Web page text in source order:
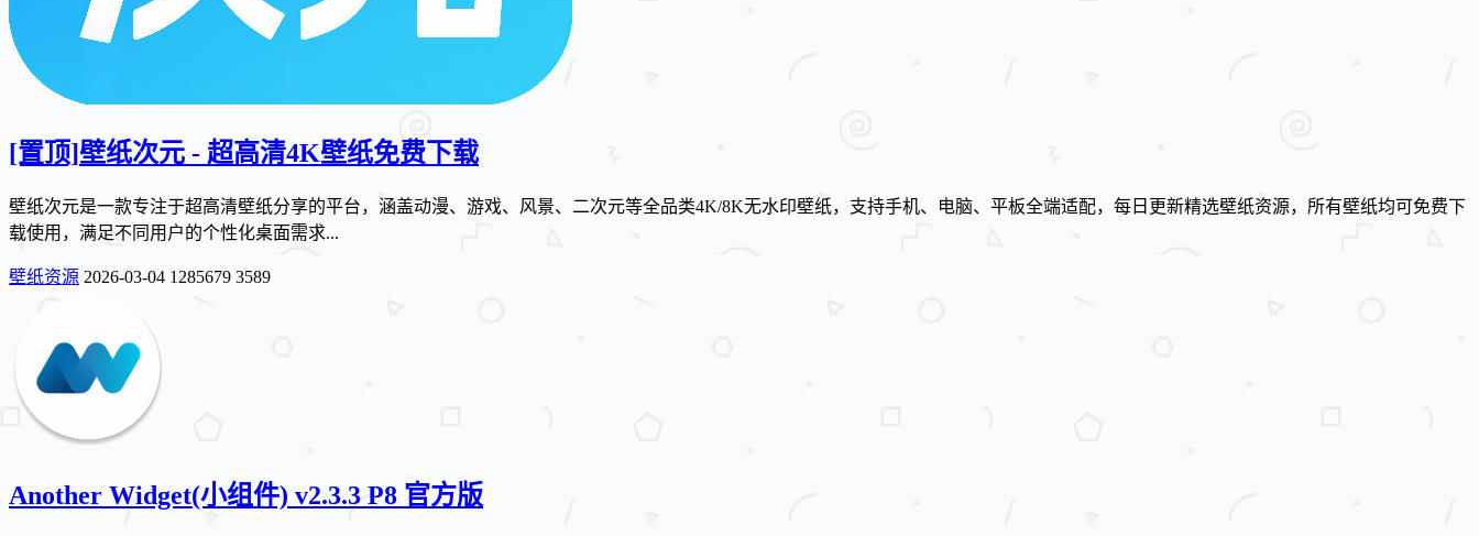
[置顶]壁纸次元 - 超高清4K壁纸免费下载
壁纸次元是一款专注于超高清壁纸分享的平台，涵盖动漫、游戏、风景、二次元等全品类4K/8K无水印壁纸，支持手机、电脑、平板全端适配，每日更新精选壁纸资源，所有壁纸均可免费下
载使用，满足不同用户的个性化桌面需求...
壁纸资源 2026-03-04 1285679 3589
Another Widget(小组件) v2.3.3 P8 官方版